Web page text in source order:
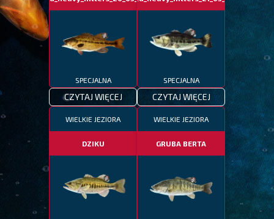
SPECJALNA
CZYTAJ WIĘCEJ
SPECJALNA
CZYTAJ WIĘCEJ
WIELKIE JEZIORA
DZIKU
WIELKIE JEZIORA
GRUBA BERTA